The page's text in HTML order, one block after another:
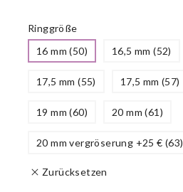
Ringgröße
16 mm (50)
16,5 mm (52)
17,5 mm (55) 17,5 mm (57)
19 mm (60) 20 mm (61)
20 mm vergröserung +25 € (63)
Zurücksetzen